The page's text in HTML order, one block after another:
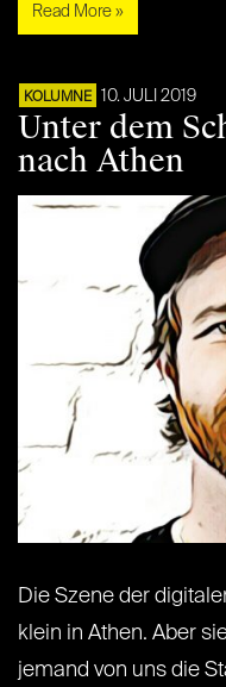
Read More »
KOLUMNE 10. JULI 2019
Unter dem
nach Athen
Die Szene der
klein in Athen. Aber
jemand von uns die